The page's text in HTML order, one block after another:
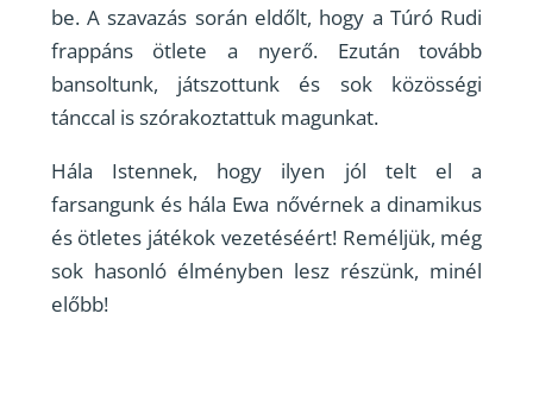
be. A szavazás során eldőlt, hogy a Túró Rudi
frappáns ötlete a nyerő. Ezután tovább
bansoltunk, játszottunk és sok közösségi
tánccal is szórakoztattuk magunkat.
Hála Istennek, hogy ilyen jól telt el a
farsangunk és hála Ewa nővérnek a dinamikus
és ötletes játékok vezetéséért! Reméljük, még
sok hasonló élményben lesz részünk, minél
előbb!